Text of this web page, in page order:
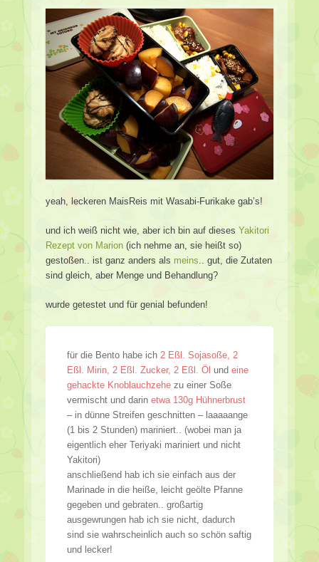
yeah, leckeren MaisReis mit Wasabi-Furikake gab’s!
und ich weiß nicht wie, aber ich bin auf dieses Yakitori
Rezept von Marion (ich nehme an, sie heißt so)
gestoßen.. ist ganz anders als meins .. gut, die Zutaten
sind gleich, aber Menge und Behandlung?
wurde getestet und für genial befunden!
für die Bento habe ich 2 Eßl. Sojasoße, 2
Eßl. Mirin, 2 Eßl. Zucker, 2 Eßl. Öl und eine
gehackte Knoblauchzehe zu einer Soße
vermischt und darin etwa 130g Hühnerbrust
– in dünne Streifen geschnitten – laaaaange
(1 bis 2 Stunden) mariniert.. (wobei man ja
eigentlich eher Teriyaki mariniert und nicht
Yakitori)
anschließend hab ich sie einfach aus der
Marinade in die heiße, leicht geölte Pfanne
gegeben und gebraten.. großartig
ausgewrungen hab ich sie nicht, dadurch
sind sie wahrscheinlich auch so schön saftig
und lecker!